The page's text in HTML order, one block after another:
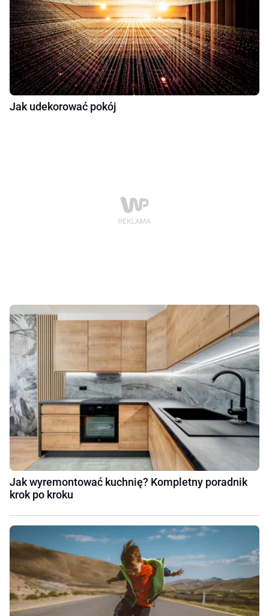
Jak udekorować pokój
Jak wyremontować kuchnię? Kompletny poradnik
krok po kroku